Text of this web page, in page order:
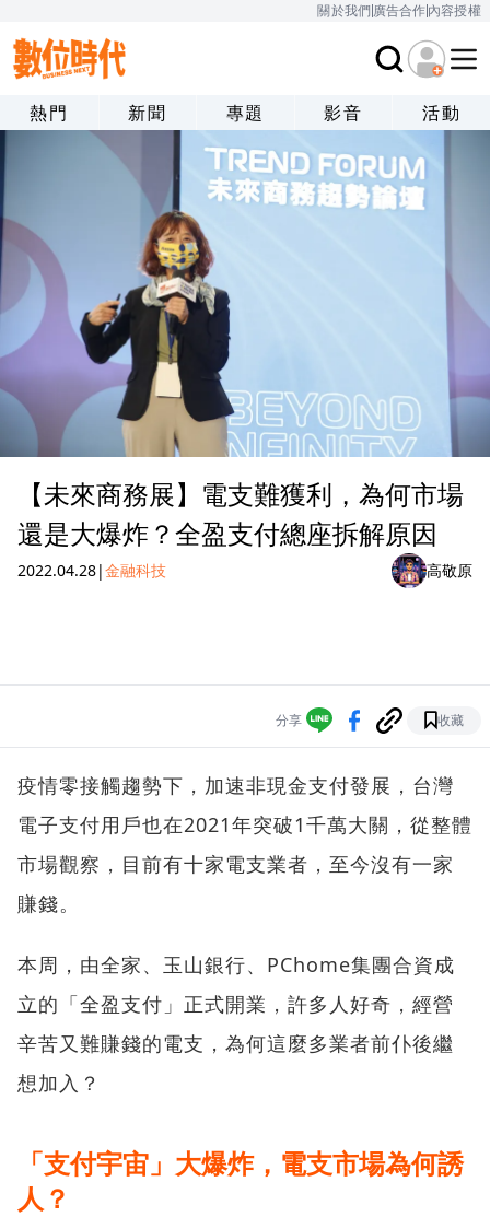
關於我們廣告合作內容授權
熱門 新聞 專題 影音 活動
【未來商務展】電支難獲利，為何市場
還是大爆炸？全盈支付總座拆解原因
2022.04.28|金融科技 高敬原
分享 收藏
疫情零接觸趨勢下，加速非現金支付發展，台灣
電子支付用戶也在2021年突破1千萬大關，從整體
市場觀察，目前有十家電支業者，至今沒有一家
賺錢。
本周，由全家、玉山銀行、PChome集團合資成
立的「全盈支付」正式開業，許多人好奇，經營
辛苦又難賺錢的電支，為何這麼多業者前仆後繼
想加入？
「支付宇宙」大爆炸，電支市場為何誘
人？